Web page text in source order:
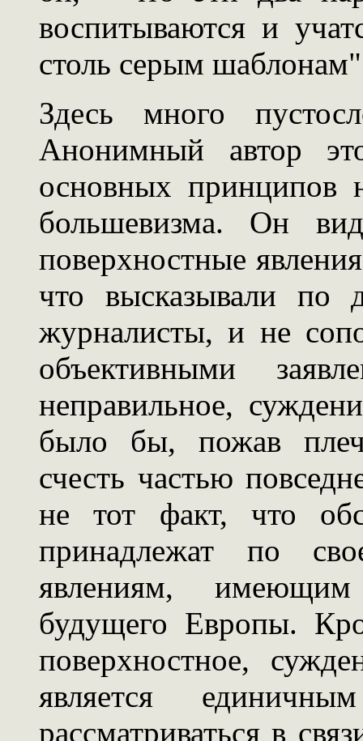
воспитываются и
столь серым
Здесь много
Анонимный автор
основных принципов
большевизма. Он
поверхностные
что высказывали по
журналисты, и не
объективными
неправильное,
было бы, пожав
счесть частью
не тот факт, что
принадлежат по
явлениям,
будущего Европы.
поверхностное,
является
рассматриваться в